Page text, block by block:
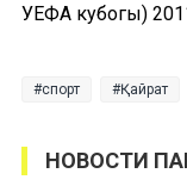
УЕФА кубогы)
спорт Қайрат
НОВОСТИ